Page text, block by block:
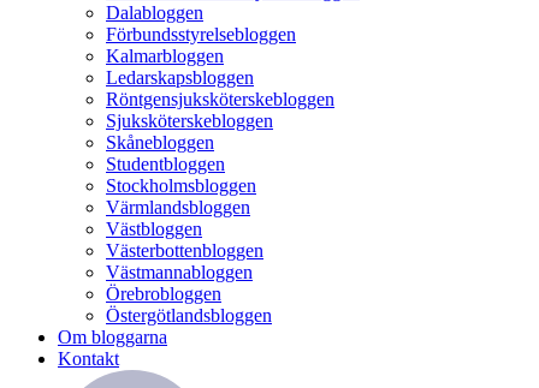
Dalabloggen
Förbundsstyrelsebloggen
Kalmarbloggen
Ledarskapsbloggen
Röntgensjuksköterskebloggen
Sjuksköterskebloggen
Skånebloggen
Studentbloggen
Stockholmsbloggen
Värmlandsbloggen
Västbloggen
Västerbottenbloggen
Västmannabloggen
Örebrobloggen
Östergötlandsbloggen
Om bloggarna
Kontakt